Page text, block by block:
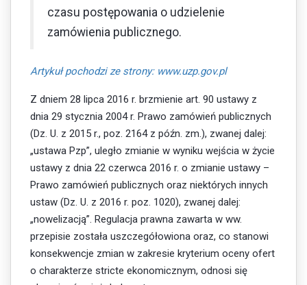
czasu postępowania o udzielenie
zamówienia publicznego.
Artykuł pochodzi ze strony: www.uzp.gov.pl
Z dniem 28 lipca 2016 r. brzmienie art. 90 ustawy z
dnia 29 stycznia 2004 r. Prawo zamówień publicznych
(Dz. U. z 2015 r., poz. 2164 z późn. zm.), zwanej dalej:
„ustawa Pzp”, uległo zmianie w wyniku wejścia w życie
ustawy z dnia 22 czerwca 2016 r. o zmianie ustawy –
Prawo zamówień publicznych oraz niektórych innych
ustaw (Dz. U. z 2016 r. poz. 1020), zwanej dalej:
„nowelizacją”. Regulacja prawna zawarta w ww.
przepisie została uszczegółowiona oraz, co stanowi
konsekwencje zmian w zakresie kryterium oceny ofert
o charakterze stricte ekonomicznym, odnosi się